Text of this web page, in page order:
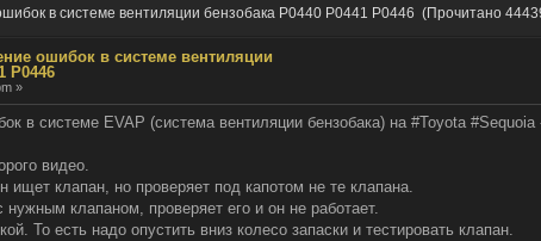
в системе вентиляции бензобака P0440 P0441 P0446 (Прочитано
ошибок в системе вентиляции
P0446
»
в системе EVAP (система вентиляции бензобака) на #Toyota
видео.
ищет клапан, но проверяет под капотом не те клапана.
нужным клапаном, проверяет его и он не работает.
То есть надо опустить вниз колесо запаски и тестировать клапан.